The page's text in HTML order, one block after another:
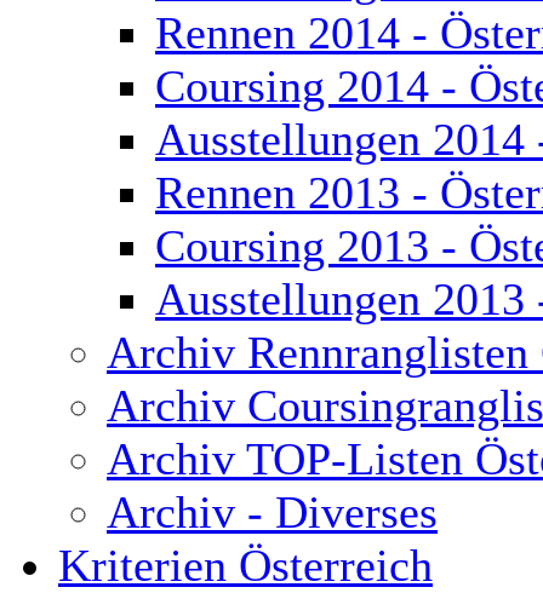
Rennen 2014 -
Coursing 2014 -
Ausstellungen 2014
Rennen 2013 -
Coursing 2013 -
Ausstellungen 2013
Archiv Rennranglisten
Archiv
Archiv TOP-Listen
Archiv - Diverses
Kriterien Österreich